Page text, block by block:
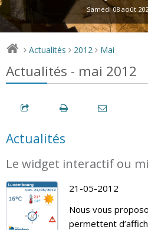
Samedi 08 août
> Actualités > 2012 > Mai
Actualités - mai 2012
Actualités
Le widget interactif ou
21-05-2012
Nous vous
permettent